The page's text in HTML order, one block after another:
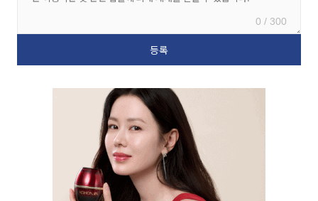
0 / 300